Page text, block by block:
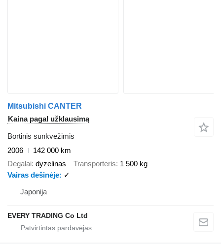
Mitsubishi CANTER
Kaina pagal užklausimą
Bortinis sunkvežimis
2006
142 000 km
Degalai dyzelinas Transporteris 1 500 kg
Vairas dešinėje
✓
Japonija
EVERY TRADING Co Ltd